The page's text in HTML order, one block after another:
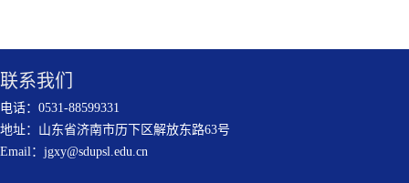
联系我们
电话：0531-88599331
地址：山东省济南市历下区解放东路63号
Email：jgxy@sdupsl.edu.cn